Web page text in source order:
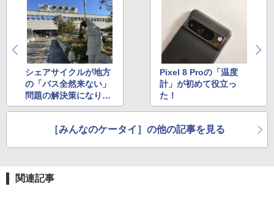
シェアサイクルが地方
の「バス全然来ない」
問題の解決策になり得
るかもしれない
Pixel 8 Proの「温度
計」が初めて役立っ
た！
［みんなのケータイ］の他の記事を見る
関連記事